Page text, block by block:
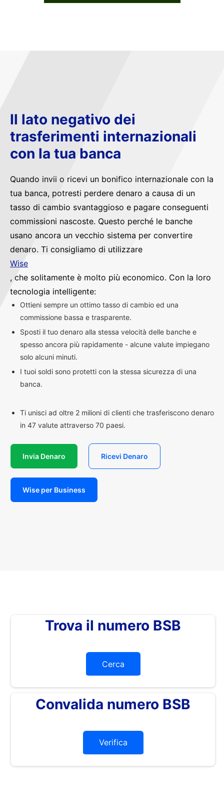
Il lato negativo dei
trasferimenti internazionali
con la tua banca
Quando invii o ricevi un bonifico internazionale con la
tua banca, potresti perdere denaro a causa di un
tasso di cambio svantaggioso e pagare conseguenti
commissioni nascoste. Questo perché le banche
usano ancora un vecchio sistema per convertire
denaro. Ti consigliamo di utilizzare
Wise
, che solitamente è molto più economico. Con la loro
tecnologia intelligente:
Ottieni sempre un ottimo tasso di cambio ed una
commissione bassa e trasparente.
Sposti il tuo denaro alla stessa velocità delle banche e
spesso ancora più rapidamente - alcune valute impiegano
solo alcuni minuti.
I tuoi soldi sono protetti con la stessa sicurezza di una
banca.
Ti unisci ad oltre 2 milioni di clienti che trasferiscono denaro
in 47 valute attraverso 70 paesi.
Invia Denaro Ricevi Denaro
Wise per Business
Trova il numero BSB
Cerca
Convalida numero BSB
Verifica